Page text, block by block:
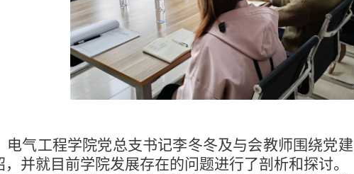
电气工程学院党总支书记李冬冬及与会教师围绕党
并就目前学院发展存在的问题进行了剖析和探讨。